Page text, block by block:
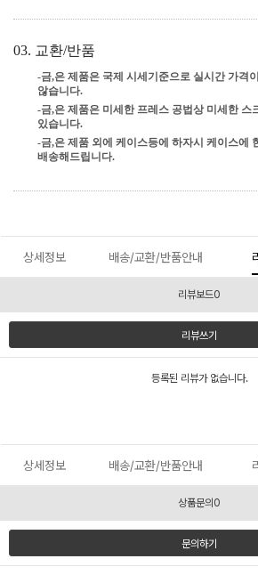
03. 교환/반품
-금,은 제품은 국제 시세기준으로 실시간 가격
않습니다.
-금,은 제품은 미세한 프레스 공법상 미세한 스
있습니다.
-금,은 제품 외에 케이스등에 하자시 케이스에
배송해드립니다.
상세정보 배송/교환/반품안내
리뷰보드0
리뷰쓰기
등록된 리뷰가 없습니다.
상세정보 배송/교환/반품안내
상품문의0
문의하기